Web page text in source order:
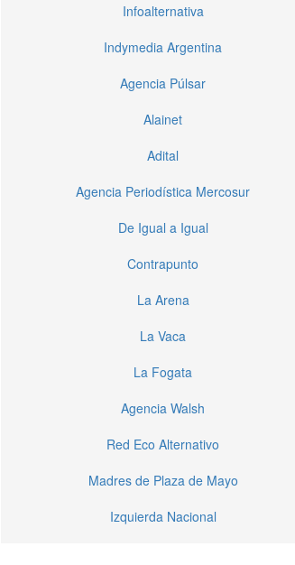
Infoalternativa
Indymedia Argentina
Agencia Púlsar
Alainet
Adital
Agencia Periodística Mercosur
De Igual a Igual
Contrapunto
La Arena
La Vaca
La Fogata
Agencia Walsh
Red Eco Alternativo
Madres de Plaza de Mayo
Izquierda Nacional